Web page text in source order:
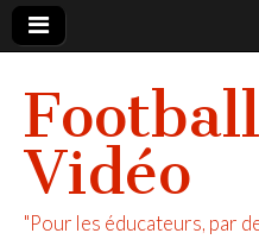
Vidéo
"Pour les éducateurs, par